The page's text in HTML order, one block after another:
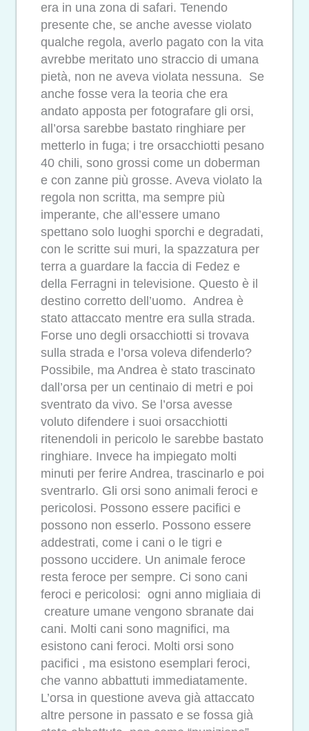
era in una zona di safari. Tenendo
presente che, se anche avesse violato
qualche regola, averlo pagato con la vita
avrebbe meritato uno straccio di umana
pietà, non ne aveva violata nessuna. Se
anche fosse vera la teoria che era
andato apposta per fotografare gli orsi,
all’orsa sarebbe bastato ringhiare per
metterlo in fuga; i tre orsacchiotti pesano
40 chili, sono grossi come un doberman
e con zanne più grosse. Aveva violato la
regola non scritta, ma sempre più
imperante, che all’essere umano
spettano solo luoghi sporchi e degradati,
con le scritte sui muri, la spazzatura per
terra a guardare la faccia di Fedez e
della Ferragni in televisione. Questo è il
destino corretto dell’uomo. Andrea è
stato attaccato mentre era sulla strada.
Forse uno degli orsacchiotti si trovava
sulla strada e l’orsa voleva difenderlo?
Possibile, ma Andrea è stato trascinato
dall’orsa per un centinaio di metri e poi
sventrato da vivo. Se l’orsa avesse
voluto difendere i suoi orsacchiotti
ritenendoli in pericolo le sarebbe bastato
ringhiare. Invece ha impiegato molti
minuti per ferire Andrea, trascinarlo e poi
sventrarlo. Gli orsi sono animali feroci e
pericolosi. Possono essere pacifici e
possono non esserlo. Possono essere
addestrati, come i cani o le tigri e
possono uccidere. Un animale feroce
resta feroce per sempre. Ci sono cani
feroci e pericolosi: ogni anno migliaia di
creature umane vengono sbranate dai
cani. Molti cani sono magnifici, ma
esistono cani feroci. Molti orsi sono
pacifici , ma esistono esemplari feroci,
che vanno abbattuti immediatamente.
L’orsa in questione aveva già attaccato
altre persone in passato e se fossa già